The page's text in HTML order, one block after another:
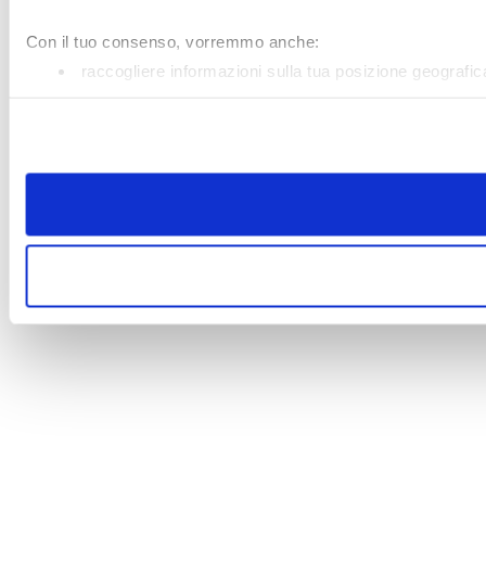
Con il tuo consenso, vorremmo anche:
raccogliere informazioni sulla tua posizione
Condividiamo inoltre informazioni sul modo in cui utilizza il